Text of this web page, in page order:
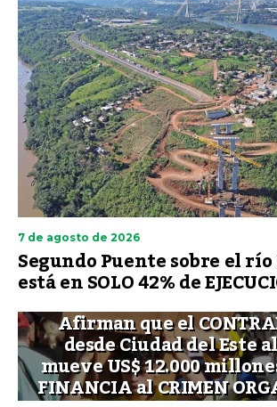
7 de agosto de 2026
Segundo Puente sobre el río
está en SOLO 42% de
Afirman que el
desde Ciudad del Este
mueve US$ 12.000
FINANCIA al CRIMEN